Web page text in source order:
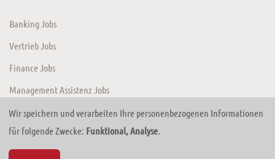
Banking Jobs
Vertrieb Jobs
Finance Jobs
Management Assistenz Jobs
© 2026 TIMEConsult GmbH. Website von
TRADECOM Digital Solutions GmbH
Wir speichern und verarbeiten Ihre personenbezogenen Informationen
für folgende Zwecke: Funktional, Analyse.